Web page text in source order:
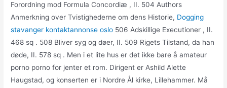
Forordning mod Formula Concordiæ , II. 504 Authors
Anmerkning over Tvistighederne om dens Historie, Dogging
stavanger kontaktannonse oslo 506 Adskillige Executioner , II.
468 sq . 508 Bliver syg og døer, II. 509 Rigets Tilstand, da han
døde, II. 578 sq . Men i et lite hus er det ikke bare å amateur
porno porno for jenter et rom. Dirigent er Ashild Alette
Haugstad, og konserten er i Nordre Ål kirke, Lillehammer. Må